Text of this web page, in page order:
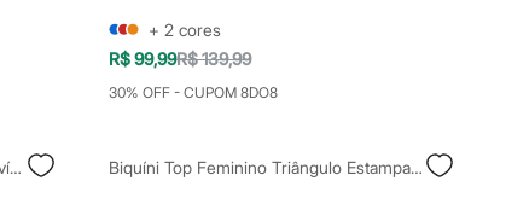
+ 2 cores
R$ 99,99R$ 139,99
30% OFF - CUPOM 8DO8
Biquíni Top Triângulo Com Bojo Removível Azul
Biquíni Top Feminino Triângulo Estampado Azul